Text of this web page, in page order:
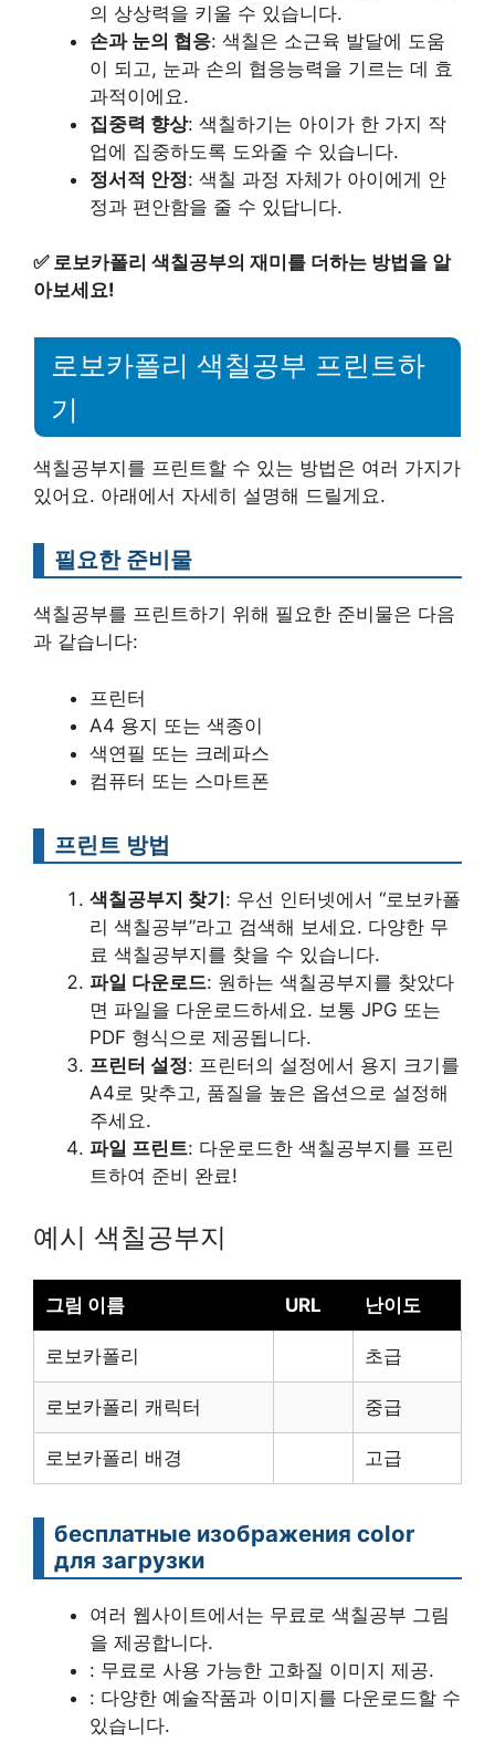
의 상상력을 키울 수 있습니다.
손과 눈의 협응: 색칠은 소근육 발달에 도움
이 되고, 눈과 손의 협응능력을 기르는 데 효
과적이에요.
집중력 향상: 색칠하기는 아이가 한 가지 작
업에 집중하도록 도와줄 수 있습니다.
정서적 안정: 색칠 과정 자체가 아이에게 안
정과 편안함을 줄 수 있답니다.
✅ 로보카폴리 색칠공부의 재미를 더하는 방법을 알
아보세요!
로보카폴리 색칠공부 프린트하
기
색칠공부지를 프린트할 수 있는 방법은 여러 가지가
있어요. 아래에서 자세히 설명해 드릴게요.
필요한 준비물
색칠공부를 프린트하기 위해 필요한 준비물은 다음
과 같습니다:
프린터
A4 용지 또는 색종이
색연필 또는 크레파스
컴퓨터 또는 스마트폰
프린트 방법
색칠공부지 찾기: 우선 인터넷에서 “로보카폴
리 색칠공부”라고 검색해 보세요. 다양한 무
료 색칠공부지를 찾을 수 있습니다.
파일 다운로드: 원하는 색칠공부지를 찾았다
면 파일을 다운로드하세요. 보통 JPG 또는
PDF 형식으로 제공됩니다.
프린터 설정: 프린터의 설정에서 용지 크기를
A4로 맞추고, 품질을 높은 옵션으로 설정해
주세요.
파일 프린트: 다운로드한 색칠공부지를 프린
트하여 준비 완료!
예시 색칠공부지
그림 이름 URL 난이도
로보카폴리 초급
로보카폴리 캐릭터 중급
로보카폴리 배경 고급
бесплатные изображения color
для загрузки
여러 웹사이트에서는 무료로 색칠공부 그림
을 제공합니다.
: 무료로 사용 가능한 고화질 이미지 제공.
: 다양한 예술작품과 이미지를 다운로드할 수
있습니다.